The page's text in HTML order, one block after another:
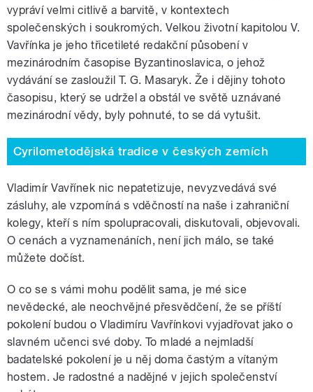
vypráví velmi citlivě a barvitě, v kontextech
společenských i soukromých. Velkou životní kapitolou V.
Vavřínka je jeho třicetileté redakční působení v
mezinárodním časopise Byzantinoslavica, o jehož
vydávání se zasloužil T. G. Masaryk. Že i dějiny tohoto
časopisu, který se udržel a obstál ve světě uznávané
mezinárodní vědy, byly pohnuté, to se dá vytušit.
Cyrilometodějská tradice v českých zemích
Vladimír Vavřínek nic nepatetizuje, nevyzvedává své
zásluhy, ale vzpomíná s vděčností na naše i zahraniční
kolegy, kteří s ním spolupracovali, diskutovali, objevovali.
O cenách a vyznamenáních, není jich málo, se také
můžete dočíst.
O co se s vámi mohu podělit sama, je mé sice
nevědecké, ale neochvějné přesvědčení, že se příští
pokolení budou o Vladimíru Vavřínkovi vyjadřovat jako o
slavném učenci své doby. To mladé a nejmladší
badatelské pokolení je u něj doma častým a vítaným
hostem. Je radostné a nadějné v jejich společenství